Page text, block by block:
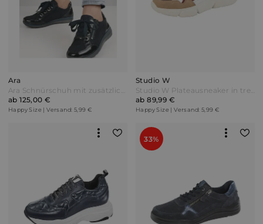
Ara
Ara Schnürschuh mit zusätzlichem Reißverschluss Marineblau
ab 125,00 €
Happy Size | Versand: 5,99 €
Studio W
Studio W Plateausneaker in trendfarbiger Farbkombination Weiß
ab 89,99 €
Happy Size | Versand: 5,99 €
33%